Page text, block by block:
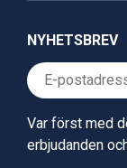
NYHETSBREV
Var först med
erbjudanden